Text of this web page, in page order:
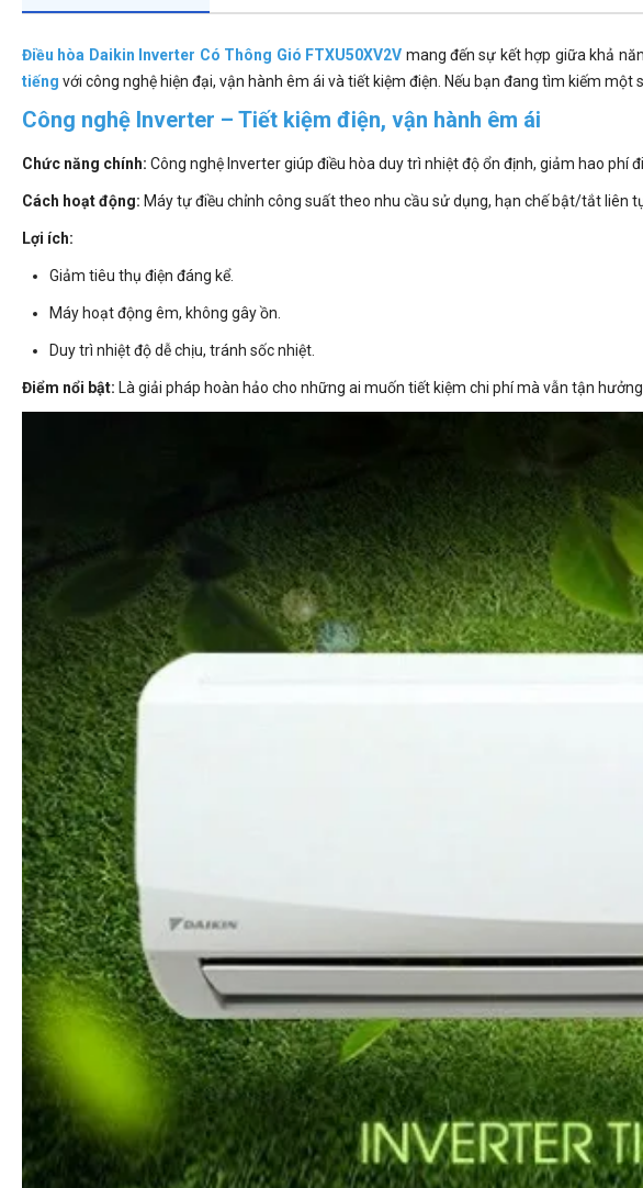
Điều hòa Daikin Inverter Có Thông Gió FTXU50XV2V mang đến sự kết hợp giữa khả
tiếng với công nghệ hiện đại, vận hành êm ái và tiết kiệm điện. Nếu bạn đang tìm kiếm một
Công nghệ Inverter – Tiết kiệm điện, vận hành êm ái
Chức năng chính: Công nghệ Inverter giúp điều hòa duy trì nhiệt độ ổn định, giảm hao phí
Cách hoạt động: Máy tự điều chỉnh công suất theo nhu cầu sử dụng, hạn chế bật/tắt liên
Lợi ích:
Giảm tiêu thụ điện đáng kể.
Máy hoạt động êm, không gây ồn.
Duy trì nhiệt độ dễ chịu, tránh sốc nhiệt.
Điểm nổi bật: Là giải pháp hoàn hảo cho những ai muốn tiết kiệm chi phí mà vẫn tận